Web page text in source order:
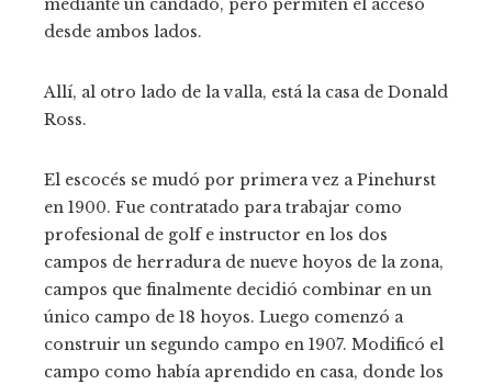
mediante un candado, pero permiten el acceso
desde ambos lados.
Allí, al otro lado de la valla, está la casa de Donald
Ross.
El escocés se mudó por primera vez a Pinehurst
en 1900. Fue contratado para trabajar como
profesional de golf e instructor en los dos
campos de herradura de nueve hoyos de la zona,
campos que finalmente decidió combinar en un
único campo de 18 hoyos. Luego comenzó a
construir un segundo campo en 1907. Modificó el
campo como había aprendido en casa, donde los